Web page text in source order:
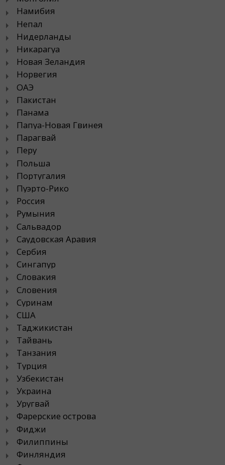
Намибия
Непал
Нидерланды
Никарагуа
Новая Зеландия
Норвегия
ОАЭ
Пакистан
Панама
Папуа-Новая Гвинея
Парагвай
Перу
Польша
Португалия
Пуэрто-Рико
Россия
Румыния
Сальвадор
Саудовская Аравия
Сербия
Сингапур
Словакия
Словения
Суринам
США
Таджикистан
Тайвань
Танзания
Турция
Узбекистан
Украина
Уругвай
Фарерские острова
Фиджи
Филиппины
Финляндия